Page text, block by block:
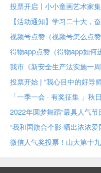
投票开启丨小小童画艺术家
视频号点赞（视频号怎么点赞
得物app点赞（得物app如何
我市《新安全生产法实施一
「一季一会 · 有奖征集 」秋
“我和国旗合个影·晒出浓浓